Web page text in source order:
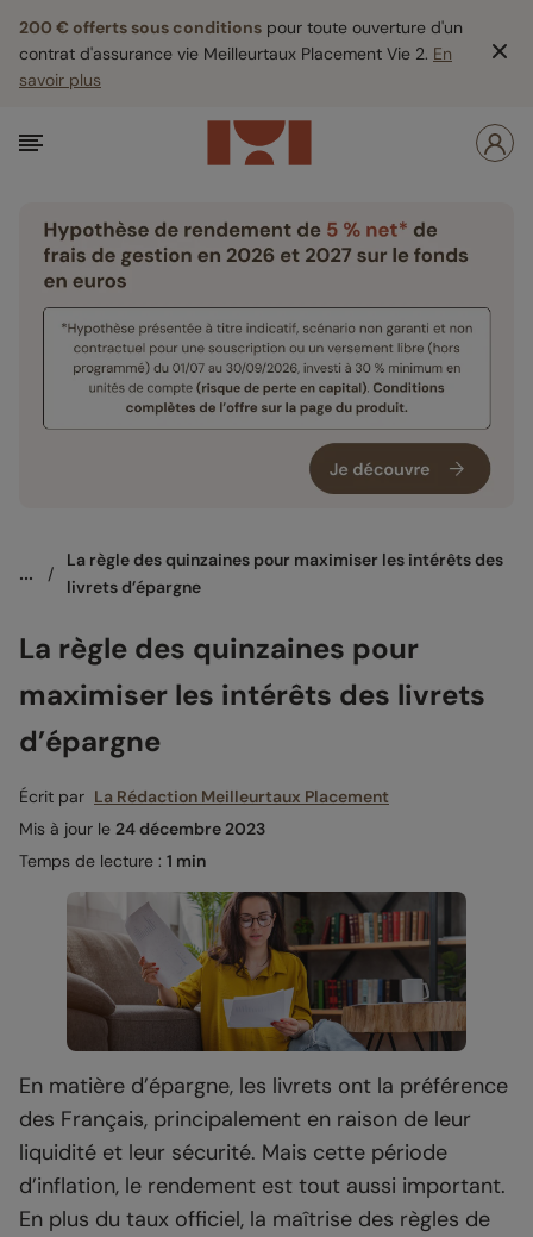
200 € offerts sous conditions pour toute ouverture d'un
contrat d'assurance vie Meilleurtaux Placement Vie 2. En
savoir plus
... /
La règle des quinzaines pour maximiser les intérêts des
livrets d’épargne
La règle des quinzaines pour
maximiser les intérêts des livrets
d’épargne
Écrit par La Rédaction Meilleurtaux Placement
Mis à jour le 24 décembre 2023
Temps de lecture : 1 min
En matière d’épargne, les livrets ont la préférence
des Français, principalement en raison de leur
liquidité et leur sécurité. Mais cette période
d’inflation, le rendement est tout aussi important.
En plus du taux officiel, la maîtrise des règles de